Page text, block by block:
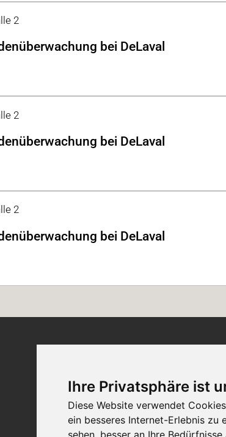
Ihre Privatsphäre ist
Diese Website verwendet
ein besseres Internet-Erlebnis zu
sehen, besser an Ihre
2
bei DeLaval
2
bei DeLaval
2
bei DeLaval
Kontakt